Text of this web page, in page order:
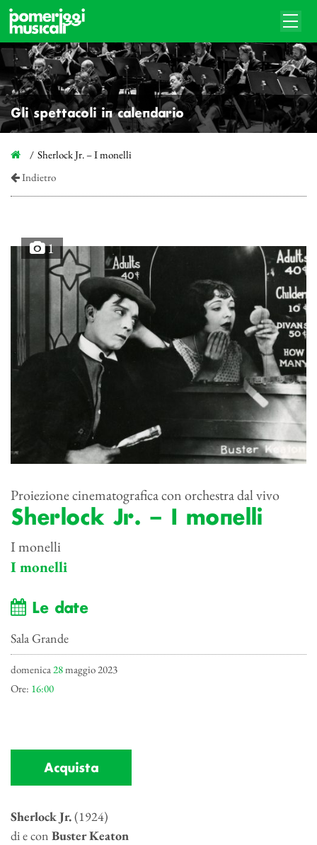
Gli spettacoli in calendario
Sherlock Jr. – I monelli
Indietro
1
Proiezione cinematografica con orchestra dal vivo
Sherlock Jr. – I monelli
I monelli
I monelli
Le date
Sala Grande
domenica28maggio 2023
Ore: 16:00
Acquista
Sherlock Jr.(1924)
di e con Buster Keaton